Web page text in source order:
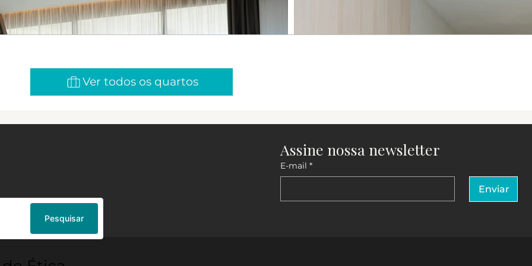
Pesquisar
Ver todos os quartos
Assine nossa newsletter
E-mail *
Enviar